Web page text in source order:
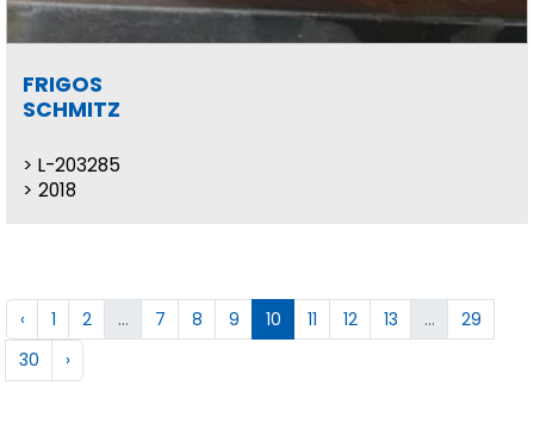
FRIGOS
SCHMITZ
L-203285
2018
‹ 1 2 ... 7 8 9 10 11 12 13 ...
29
30
›